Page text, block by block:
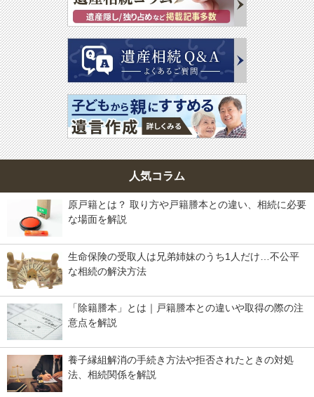
人気コラム
原戸籍とは？ 取り方や戸籍謄本との違い、相続に必要
な場面を解説
生命保険の受取人は兄弟姉妹のうち1人だけ…不公平
な相続の解決方法
「除籍謄本」とは｜戸籍謄本との違いや取得の際の注
意点を解説
養子縁組解消の手続き方法や拒否されたときの対処
法、相続関係を解説